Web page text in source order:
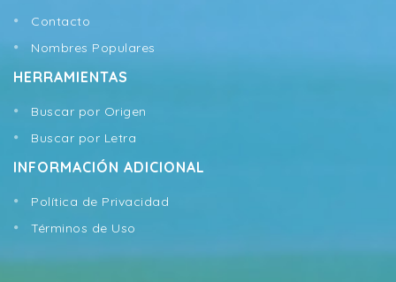
Contacto
Nombres Populares
HERRAMIENTAS
Buscar por Origen
Buscar por Letra
INFORMACIÓN ADICIONAL
Política de Privacidad
Términos de Uso